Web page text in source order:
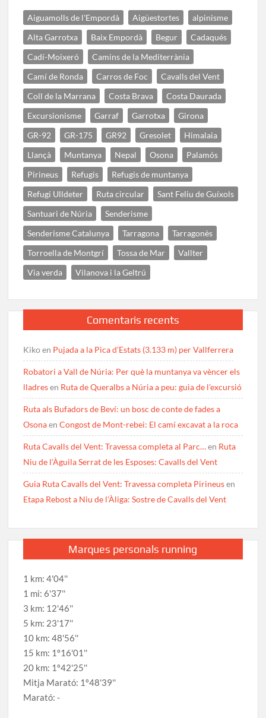
Aiguamolls de l'Empordà Aigüestortes
alpinisme
Alta Garrotxa
Baix Empordà Begur
Cadaqués
Cadí-Moixeró
Camins de la Mediterrània
Camí de Ronda
Carros de Foc
Cavalls del Vent
Coll de la Marrana
Costa Brava
Costa Daurada
Excursionisme
Garraf Garrotxa
Girona
GR-92
GR-175 GR92 Gresolet
Himalaia
Llançà
Muntanya Nepal Osona
Palamós
Pirineus
Refugis
Refugis de muntanya
Refugi Ulldeter
Ruta circular
Sant Feliu de Guíxols
Santuari de Núria
Senderisme
Senderisme Catalunya
Tarragona
Tarragonès
Torroella de Montgrí
Tossa de Mar
Vallter
Via verda
Vilanova i la Geltrú
Comentaris recents
Kikoen Pujada a la Pica d’Estats (3.133 m) per Vallferrera
Robatori a Vall de Núria: Per què la muntanya va vèncer els
lladresen Ruta de Queralbs a Núria a peu: guia de l’excursió
Ruta als Bufadors de Beví: un bosc de conte de fades a
OsonaenCongost de Mont-rebei: El camí excavat a la roca
Ruta Cavalls del Vent: Travessa completa al Parc…en Ruta
Niu de l’Àguila Serrat de les Esposes: Cavalls del Vent
Guia Ruta Cavalls del Vent: Travessa completa Pirineusen
Etapa Rebost a Niu de l’Àliga: Sostre de Cavalls del Vent
Marques personals running
1 km: 4'04''
1 mi: 6'37''
3 km: 12'46''
5 km: 23'17''
10 km: 48'56''
15 km: 1º16'01''
20 km: 1º42'25''
Mitja Marató: 1º48'39''
Marató: -